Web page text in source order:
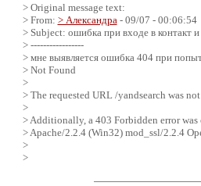
> Original message text:
> From: > Александра - 09/07 - 00:06:54
> Subject: ошибка при входе в контакт и
> -----------------
> мне выявляется ошибка 404 при
> Not Found
>
> The requested URL /yandsearch was
>
> Additionally, a 403 Forbidden error
> Apache/2.2.4 (Win32) mod_ssl/2.2.4
>
>